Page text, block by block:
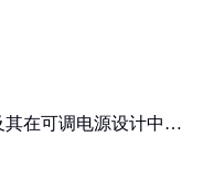
其在可调电源设计中的